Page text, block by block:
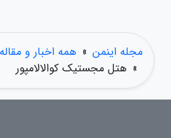
مجله اینمن » همه اخبار و
» هتل مجستیک کوالالامپور